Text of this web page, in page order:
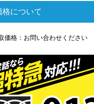
格について
価格：お問い合わせください